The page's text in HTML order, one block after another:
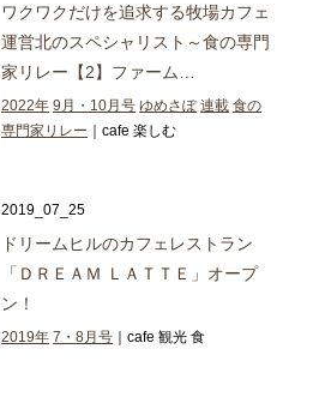
ワクワクだけを追求する牧場カフェ
運営北のスペシャリスト～食の専門
家リレー【2】ファーム…
2022年 9月・10月号 ゆめさぽ 連載 食の
専門家リレー ｜cafe 楽しむ
2019_07_25
ドリームヒルのカフェレストラン
「ＤＲＥＡＭ ＬＡＴＴＥ」オープ
ン！
2019年 7・8月号 ｜cafe 観光 食